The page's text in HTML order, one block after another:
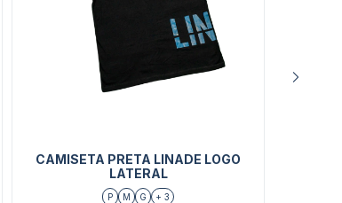
CAMISETA PRETA LINADE LOGO
LATERAL
P M G + 3